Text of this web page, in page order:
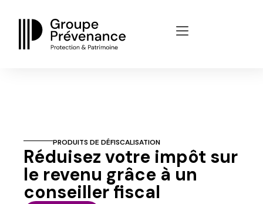
PRODUITS DE DÉFISCALISATION
Réduisez votre impôt sur
le revenu grâce à un
conseiller fiscal